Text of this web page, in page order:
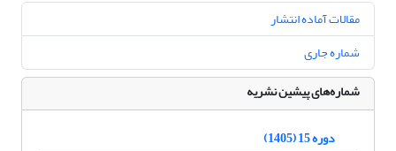
مقالات آماده انتشار
شماره جاری
شماره‌های پیشین نشریه
دوره 15 (1405)